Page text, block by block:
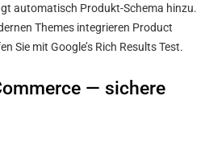
automatisch Produkt-Schema hinzu.
Themes integrieren Product
Sie mit Google’s Rich Results Test.
— sichere